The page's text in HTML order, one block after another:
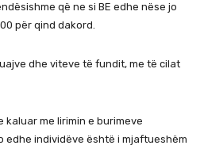
që ne si BE edhe nëse jo
për qind dakord.
dhe viteve të fundit, me të cilat
kaluar me lirimin e burimeve
edhe individëve është i mjaftueshëm